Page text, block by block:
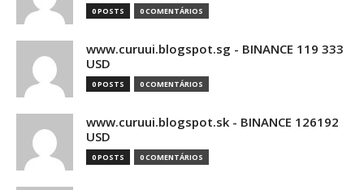
0 POSTS 0 COMENTÁRIOS
www.curuui.blogspot.sg - BINANCE 119 333
USD
0 POSTS 0 COMENTÁRIOS
www.curuui.blogspot.sk - BINANCE 126192
USD
0 POSTS 0 COMENTÁRIOS